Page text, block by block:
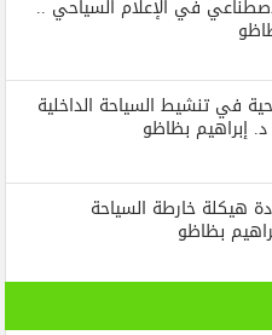
في الإعلام السياحي ..
في تنشيط السياحة الداخلية
إبراهيم بظاظو
هيكلة خارطة السياحة
بظاظو